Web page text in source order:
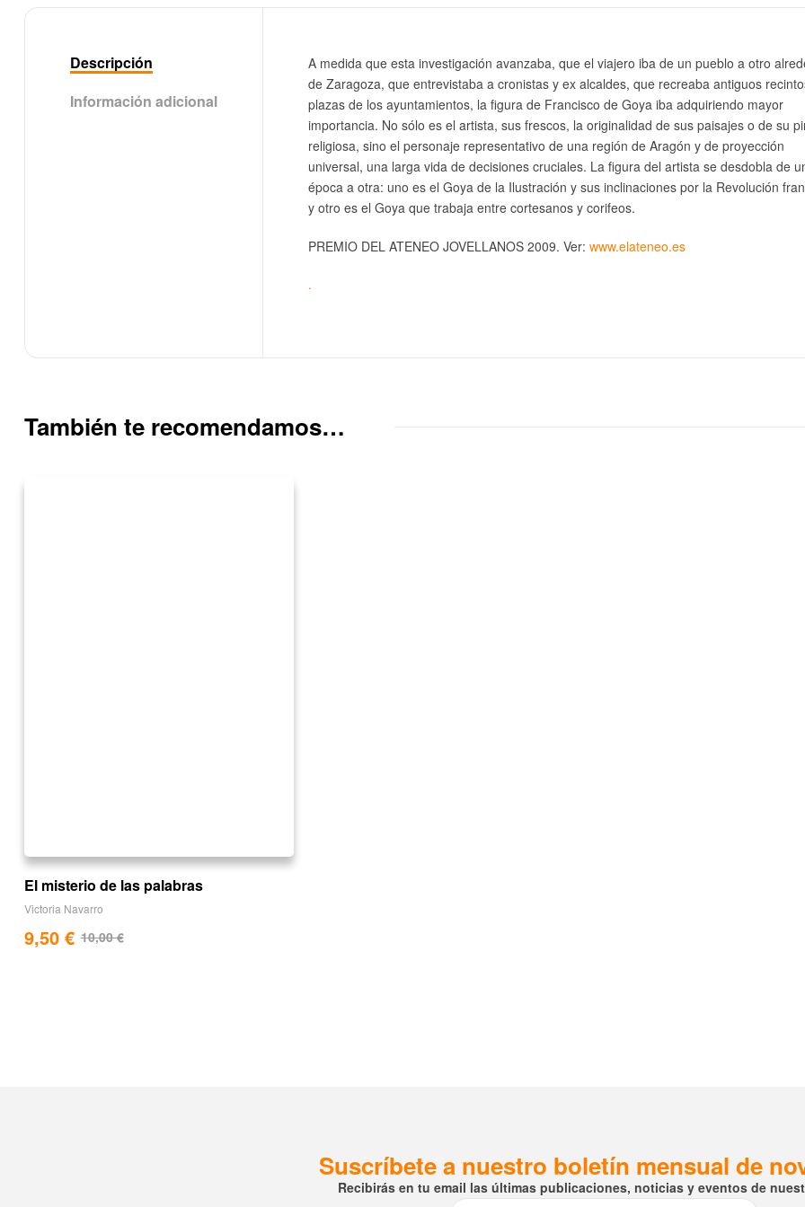
Descripción
Información adicional
A medida que esta investigación avanzaba, que el viajero iba de un pueblo a otro
de Zaragoza, que entrevistaba a cronistas y ex alcaldes, que recreaba antiguos
plazas de los ayuntamientos, la figura de Francisco de Goya iba adquiriendo mayor
importancia. No sólo es el artista, sus frescos, la originalidad de sus paisajes o de su
religiosa, sino el personaje representativo de una región de Aragón y de proyección
universal, una larga vida de decisiones cruciales. La figura del artista se desdobla de
época a otra: uno es el Goya de la Ilustración y sus inclinaciones por la Revolución
y otro es el Goya que trabaja entre cortesanos y corifeos.
PREMIO DEL ATENEO JOVELLANOS 2009. Ver: www.elateneo.es
.
También te recomendamos…
El misterio de las palabras
Victoria Navarro
10,00€
9,50 €
Suscríbete a nuestro boletín mensual de
Recibirás en tu email las últimas publicaciones, noticias y eventos de